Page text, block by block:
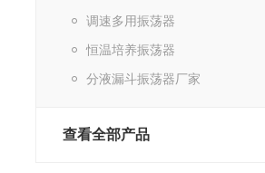
调速多用振荡器
恒温培养振荡器
分液漏斗振荡器厂家
查看全部产品